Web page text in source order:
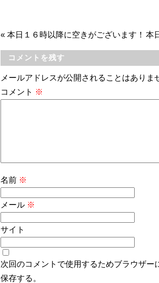
« 本日１６時以降に空きがございます！ 本
コメントを残す
メールアドレスが公開されることはありま
コメント ※
名前 ※
メール ※
サイト
次回のコメントで使用するためブラウザ
保存する。